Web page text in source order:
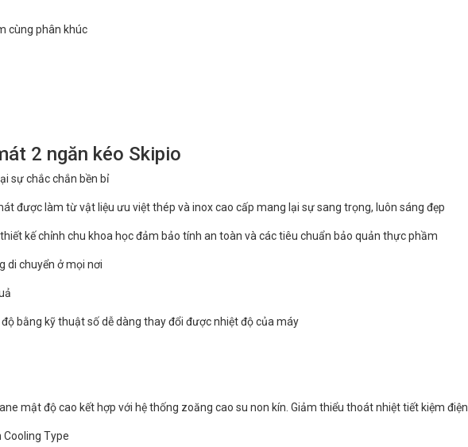
cùng phân khúc
2 ngăn kéo Skipio
sự chắc chắn bền bỉ
được làm từ vật liệu ưu việt thép và inox cao cấp mang lại sự sang trọng, luôn sáng đẹp
kế chỉnh chu khoa học đảm bảo tính an toàn và các tiêu chuẩn bảo quản thực phầm
di chuyển ở mọi nơi
bằng kỹ thuật số dễ dàng thay đổi được nhiệt độ của máy
mật độ cao kết hợp với hệ thống zoăng cao su non kín. Giảm thiểu thoát nhiệt tiết kiệm điện
Cooling Type